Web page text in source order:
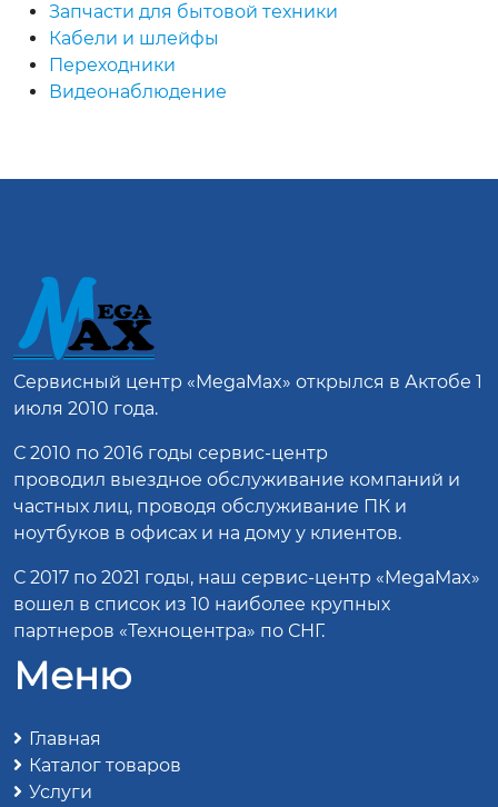
Запчасти для бытовой техники
Кабели и шлейфы
Переходники
Видеонаблюдение
Сервисный центр «MegaMax» открылся в Актобе 1
июля 2010 года.
С 2010 по 2016 годы сервис-центр
проводил выездное обслуживание компаний и
частных лиц, проводя обслуживание ПК и
ноутбуков в офисах и на дому у клиентов.
С 2017 по 2021 годы, наш сервис-центр «MegaMax»
вошел в список из 10 наиболее крупных
партнеров «Техноцентра» по СНГ.
Меню
Главная
Каталог товаров
Услуги